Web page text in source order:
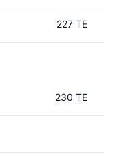
227 TE
230 TE